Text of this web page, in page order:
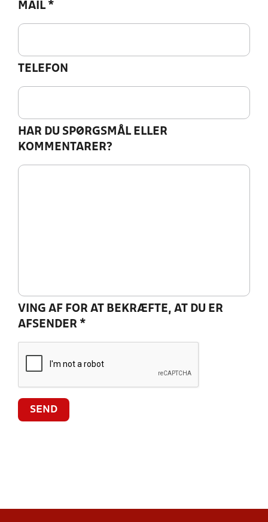
MAIL *
TELEFON
HAR DU SPØRGSMÅL ELLER
KOMMENTARER?
VING AF FOR AT BEKRÆFTE, AT DU ER
AFSENDER *